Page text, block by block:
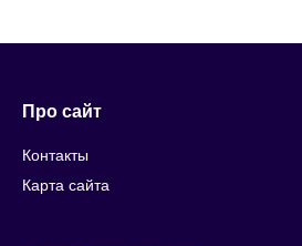
Про сайт
Контакты
Карта сайта